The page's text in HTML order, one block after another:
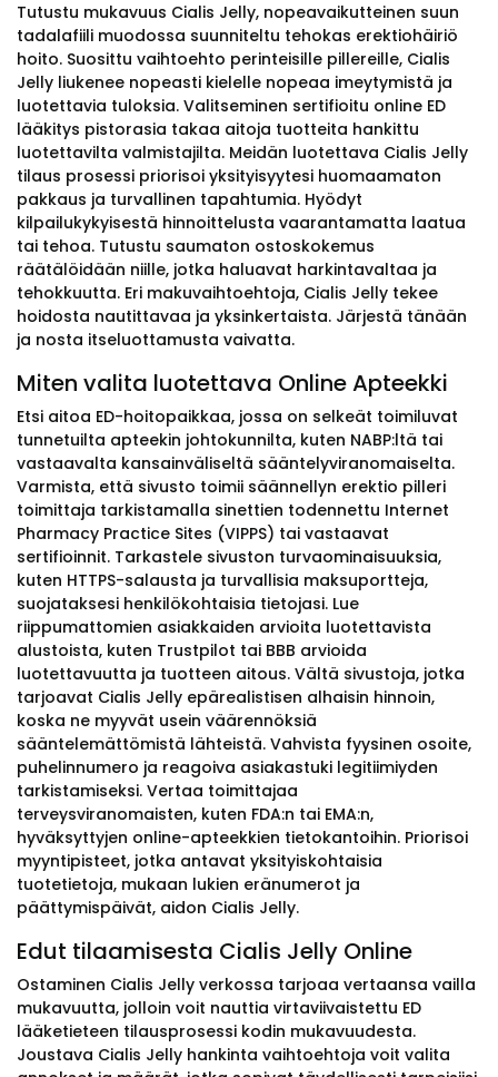
Tutustu mukavuus Cialis Jelly, nopeavaikutteinen suun
tadalafiili muodossa suunniteltu tehokas erektiohäiriö
hoito. Suosittu vaihtoehto perinteisille pillereille, Cialis
Jelly liukenee nopeasti kielelle nopeaa imeytymistä ja
luotettavia tuloksia. Valitseminen sertifioitu online ED
lääkitys pistorasia takaa aitoja tuotteita hankittu
luotettavilta valmistajilta. Meidän luotettava Cialis Jelly
tilaus prosessi priorisoi yksityisyytesi huomaamaton
pakkaus ja turvallinen tapahtumia. Hyödyt
kilpailukykyisestä hinnoittelusta vaarantamatta laatua
tai tehoa. Tutustu saumaton ostoskokemus
räätälöidään niille, jotka haluavat harkintavaltaa ja
tehokkuutta. Eri makuvaihtoehtoja, Cialis Jelly tekee
hoidosta nautittavaa ja yksinkertaista. Järjestä tänään
ja nosta itseluottamusta vaivatta.
Miten valita luotettava Online Apteekki
Etsi aitoa ED-hoitopaikkaa, jossa on selkeät toimiluvat
tunnetuilta apteekin johtokunnilta, kuten NABP:ltä tai
vastaavalta kansainväliseltä sääntelyviranomaiselta.
Varmista, että sivusto toimii säännellyn erektio pilleri
toimittaja tarkistamalla sinettien todennettu Internet
Pharmacy Practice Sites (VIPPS) tai vastaavat
sertifioinnit. Tarkastele sivuston turvaominaisuuksia,
kuten HTTPS-salausta ja turvallisia maksuportteja,
suojataksesi henkilökohtaisia tietojasi. Lue
riippumattomien asiakkaiden arvioita luotettavista
alustoista, kuten Trustpilot tai BBB arvioida
luotettavuutta ja tuotteen aitous. Vältä sivustoja, jotka
tarjoavat Cialis Jelly epärealistisen alhaisin hinnoin,
koska ne myyvät usein väärennöksiä
sääntelemättömistä lähteistä. Vahvista fyysinen osoite,
puhelinnumero ja reagoiva asiakastuki legitiimiyden
tarkistamiseksi. Vertaa toimittajaa
terveysviranomaisten, kuten FDA:n tai EMA:n,
hyväksyttyjen online-apteekkien tietokantoihin. Priorisoi
myyntipisteet, jotka antavat yksityiskohtaisia
tuotetietoja, mukaan lukien eränumerot ja
päättymispäivät, aidon Cialis Jelly.
Edut tilaamisesta Cialis Jelly Online
Ostaminen Cialis Jelly verkossa tarjoaa vertaansa vailla
mukavuutta, jolloin voit nauttia virtaviivaistettu ED
lääketieteen tilausprosessi kodin mukavuudesta.
Joustava Cialis Jelly hankinta vaihtoehtoja voit valita